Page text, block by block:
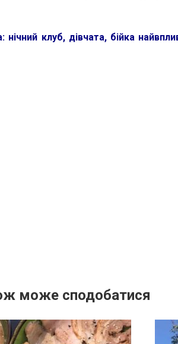
клуб, дівчата, бійка
може сподобатися